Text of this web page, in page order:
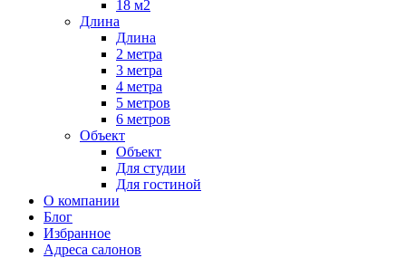
18 м2
Длина
Длина
2 метра
3 метра
4 метра
5 метров
6 метров
Объект
Объект
Для студии
Для гостиной
О компании
Блог
Избранное
Адреса салонов